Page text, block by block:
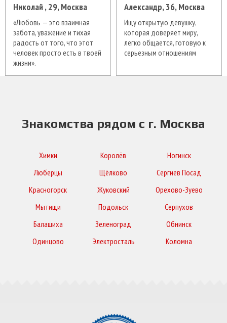
Николай , 29, Москва
«Любовь — это взаимная
забота, уважение и тихая
радость от того, что этот
человек просто есть в твоей
жизни».
Александр, 36, Москва
Ищу открытую девушку,
которая доверяет миру,
легко общается, готовую к
серьезным отношениям
Знакомства рядом с г. Москва
Химки
Люберцы
Красногорск
Мытищи
Балашиха
Одинцово
Королёв
Щёлково
Жуковский
Подольск
Зеленоград
Электросталь
Ногинск
Сергиев Посад
Орехово-Зуево
Серпухов
Обнинск
Коломна